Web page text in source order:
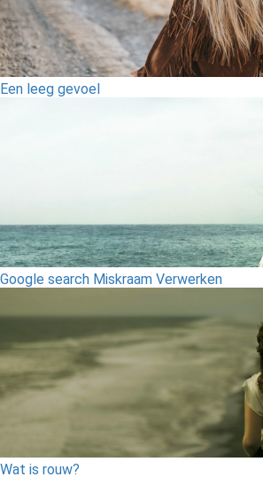
Een leeg gevoel
Google search Miskraam Verwerken
Wat is rouw?